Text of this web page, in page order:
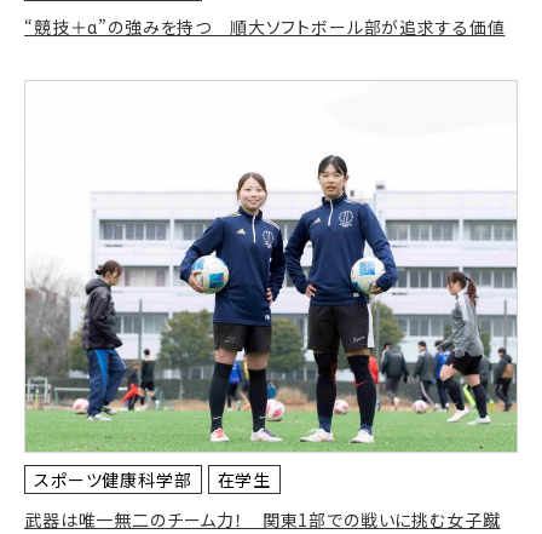
“競技＋α”の強みを持つ 順大ソフトボール部が追求する価値
スポーツ健康科学部
在学生
武器は唯一無二のチーム力！ 関東1部での戦いに挑む女子蹴